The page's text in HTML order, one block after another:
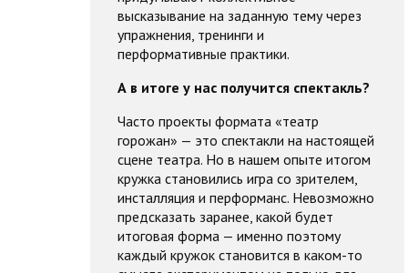
высказывание на заданную тему через
упражнения, тренинги и
перформативные практики.
А в итоге у нас получится спектакль?
Часто проекты формата «театр
горожан» — это спектакли на настоящей
сцене театра. Но в нашем опыте итогом
кружка становились игра со зрителем,
инсталляция и перформанс. Невозможно
предсказать заранее, какой будет
итоговая форма — именно поэтому
каждый кружок становится в каком-то